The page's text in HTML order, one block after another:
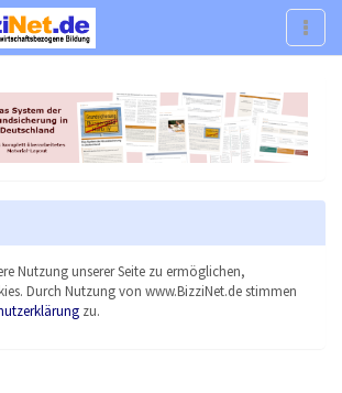
Nutzung unserer Seite zu ermöglichen,
Durch Nutzung von www.BizziNet.de stimmen
zu.